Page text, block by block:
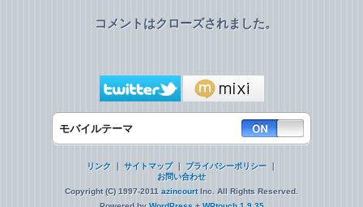
コメントはクローズされました。
モバイルテーマ
リンク ｜ サイトマップ｜ プライバシーポリシー｜
お問い合わせ
Copyright (C) 1997-2011 azincourtInc. All Rights Reserved.